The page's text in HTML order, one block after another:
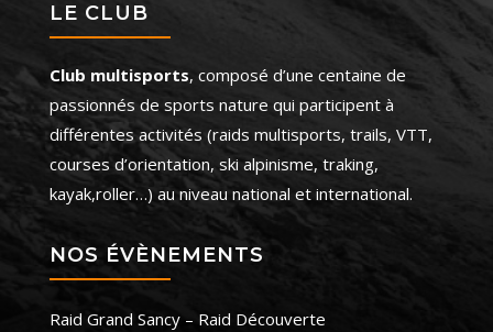
LE CLUB
Club multisports, composé d’une centaine de
passionnés de sports nature qui participent à
différentes activités (raids multisports, trails, VTT,
courses d’orientation, ski alpinisme, traking,
kayak,roller…) au niveau national et international.
NOS ÉVÈNEMENTS
Raid Grand Sancy – Raid Découverte